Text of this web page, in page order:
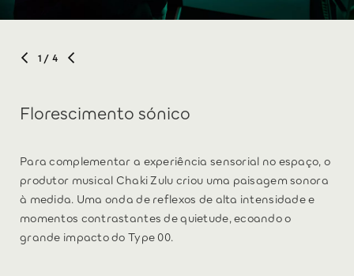
1 / 4
Florescimento sónico
Para complementar a experiência sensorial no espaço, o
produtor musical Chaki Zulu criou uma paisagem sonora
à medida. Uma onda de reflexos de alta intensidade e
momentos contrastantes de quietude, ecoando o
grande impacto do Type 00.